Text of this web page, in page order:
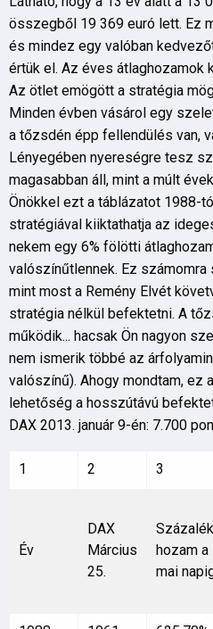
összegből 19 369 euró lett. Ez
és mindez egy valóban
értük el. Az éves átlaghozamok
Az ötlet emögött a stratégia
Minden évben vásárol egy
a tőzsdén épp fellendülés van,
Lényegében nyereségre tesz
magasabban áll, mint a múlt
Önökkel ezt a táblázatot 1988-
stratégiával kiiktathatja az
nekem egy 6% fölötti
valószínűtlennek. Ez számomra
mint most a Remény Elvét
stratégia nélkül befektetni. A
működik... hacsak Ön nagyon
nem ismerik többé az
valószínű). Ahogy mondtam, ez
lehetőség a hosszútávú
DAX 2013. január 9-én: 7.700
1 2 3
Év
DAX
Március
25.
hozam a
mai